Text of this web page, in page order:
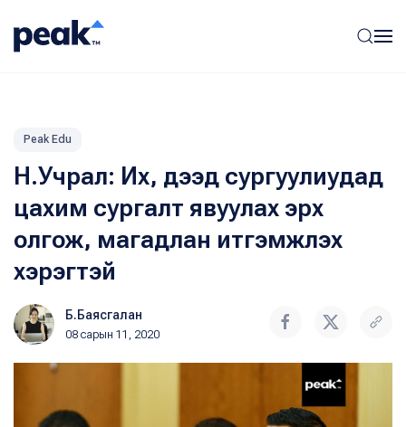
Peak Edu
Н.Учрал: Их, дээд сургуулиудад
цахим сургалт явуулах эрх
олгож, магадлан итгэмжлэх
хэрэгтэй
Б.Баясгалан
08 сарын 11, 2020